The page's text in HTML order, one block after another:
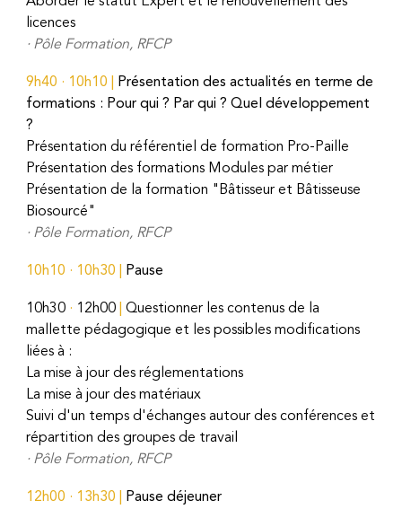
licences
· Pôle Formation, RFCP
9h40 · 10h10
Présentation des actualités en terme de
formations : Pour qui ? Par qui ? Quel développement
?
Présentation du référentiel de formation Pro-Paille
Présentation des formations Modules par métier
Présentation de la formation "Bâtisseur et Bâtisseuse
Biosourcé"
· Pôle Formation, RFCP
10h10 · 10h30 Pause
10h30 · 12h00
Questionner les contenus de la
mallette pédagogique et les possibles modifications
liées à :
La mise à jour des réglementations
La mise à jour des matériaux
Suivi d'un temps d'échanges autour des conférences et
répartition des groupes de travail
· Pôle Formation, RFCP
12h00 · 13h30 Pause déjeuner